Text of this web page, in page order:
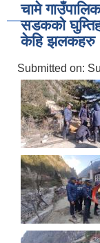
चामे
सडकको
केहि झलकहरु
Submitted on: